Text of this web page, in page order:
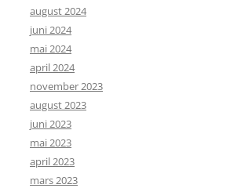
august 2024
juni 2024
mai 2024
april 2024
november 2023
august 2023
juni 2023
mai 2023
april 2023
mars 2023